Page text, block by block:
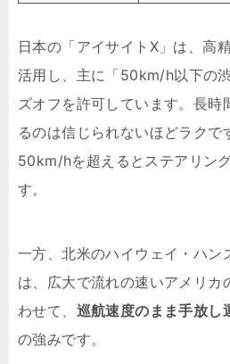
日本の「アイサイトX」は、高
活用し、主に「50km/h以下の
ズオフを許可しています。長時
るのは信じられないほどラクで
50km/hを超えるとステアリン
す。
一方、北米のハイウェイ・ハン
は、広大で流れの速いアメリカ
わせて、 巡航速度のまま手放し
の強みです。